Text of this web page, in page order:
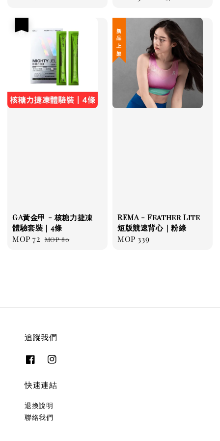
GA黃金甲 - 核糖力捷凍
體驗套裝｜4條
Sale
MOP 72 Regular
MOP 80
新 品 上 架
REMA - Feather Lite
短版競速背心｜粉綠
Regular
MOP 339
追蹤我們
快速連結
退換說明
聯絡我們